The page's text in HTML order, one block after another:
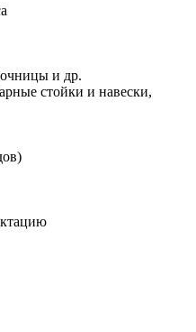
и др.
стойки и навески,